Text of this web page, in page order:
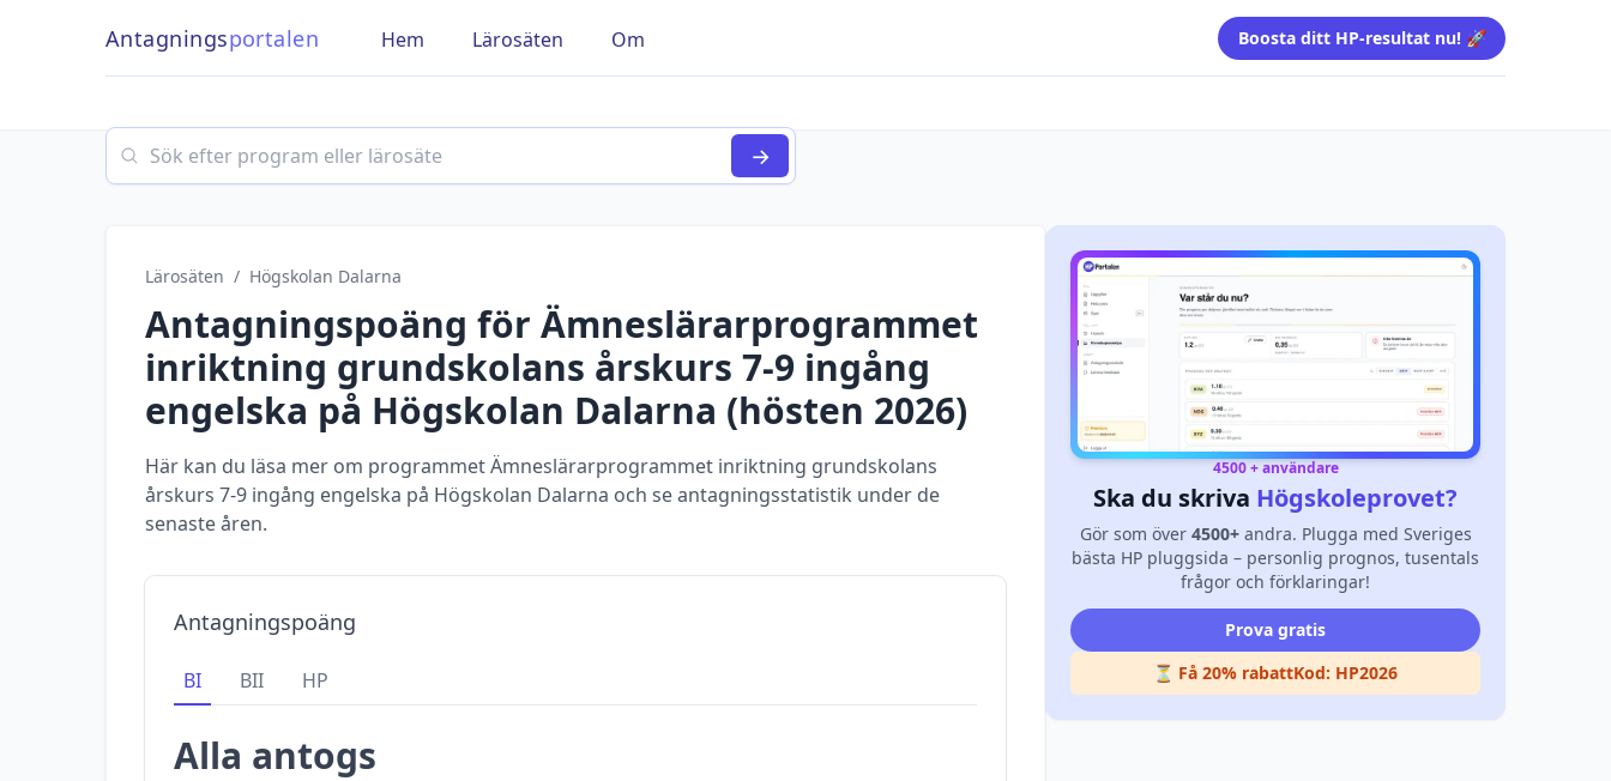
Antagningsportalen Hem Lärosäten Om Boosta ditt HP-resultat nu! 🚀
Search
→
Lärosäten / Högskolan Dalarna
Antagningspoäng för Ämneslärarprogrammet
inriktning grundskolans årskurs 7-9 ingång
engelska på Högskolan Dalarna (hösten 2026)
Här kan du läsa mer om programmet Ämneslärarprogrammet inriktning grundskolans
årskurs 7-9 ingång engelska på Högskolan Dalarna och se antagningsstatistik under de
senaste åren.
Antagningspoäng
BI BII HP
Alla antogs
4500 + användare
Ska du skriva Högskoleprovet?
Gör som över 4500+andra. Plugga med Sveriges
bästa HP pluggsida – personlig prognos, tusentals
frågor och förklaringar!
Prova gratis
⏳ Få 20% rabattKod: HP2026